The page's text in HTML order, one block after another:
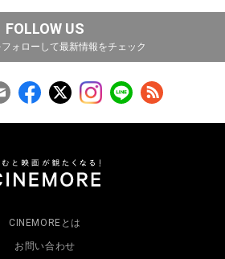
FOLLOW US
フォローして最新情報をチェック
CINEMOREとは
お問い合わせ